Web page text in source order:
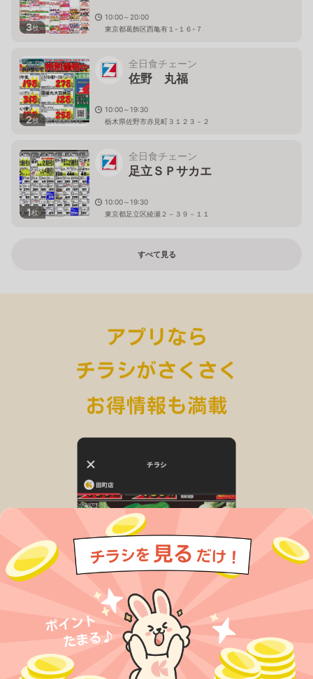
3枚
10:00～20:00
東京都葛飾区西亀有１-１６-７
2枚
全日食チェーン
佐野 丸福
10:00～19:30
栃木県佐野市赤見町３１２３－２
1枚
全日食チェーン
足立ＳＰサカエ
10:00～19:30
東京都足立区綾瀬２－３９－１１
すべて見る